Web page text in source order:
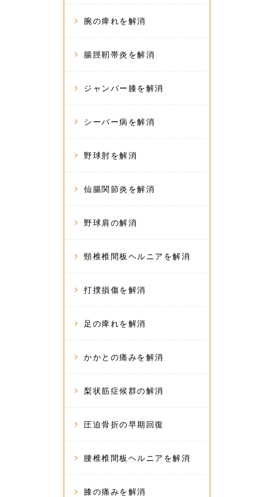
腕の痺れを解消
腸脛靭帯炎を解消
ジャンパー膝を解消
シーバー病を解消
野球肘を解消
仙腸関節炎を解消
野球肩の解消
頸椎椎間板ヘルニアを解消
打撲損傷を解消
足の痺れを解消
かかとの痛みを解消
梨状筋症候群の解消
圧迫骨折の早期回復
腰椎椎間板ヘルニアを解消
膝の痛みを解消